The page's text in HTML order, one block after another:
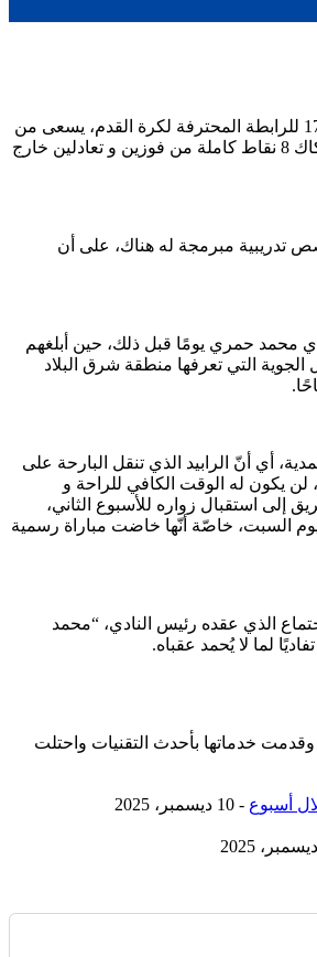
ينزل سريع غليزان غدًا الجمعة ضيفًا على شباب قسنطينة في مباراة تجري على ملعب الشهيد بن عبد المالك رمضان، بداية من الساعة الثالثة مساءً، في إطار الجولة 17 للرابطة المحترفة لكرة القدم، يسعى من
خلالها أبناء المدرّب، “سي الطاهر شريف الوزاني”، إلى مواصلة تألّقهم أمام أندية شرق البلاد، وهي الميزة البارزة التي ظهروا بها هذا الموسم، وهم الذين نجحوا في افتكاك 8 نقاط كاملة من فوزين و تعادلين خارج
فيما تبقى من حصص تدريبية مبرمجة له هناك، على أن
محمد حمري يومًا قبل ذلك، حين أبلغهم
التي تعرفها منطقة شرق البلاد
أي أنّ الرابيد الذي تنقل البارحة على
لن يكون له الوقت الكافي للراحة و
إلى استقبال زواره للأسبوع الثاني،
يوم السبت، خاصّة أنّها خاضت مباراة رسمية
الذي عقده رئيس النادي، “محمد
لما لا يُحمد عقباه.
مؤسسة رسمية تابعه لوزارة التجارة والصناعة بسجل تجاري رقم 392254 متواجدة في دولتين وتعمل في هذا المجال منذ 2005 وقدمت خدماتها بأحدث التقنيات واحتلت
- 10 ديسمبر، 2025